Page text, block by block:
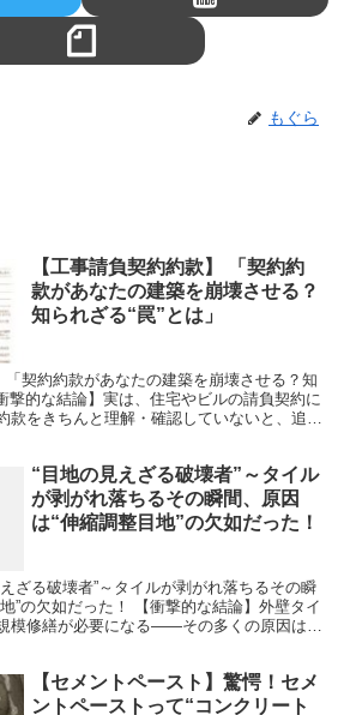
もぐら
【工事請負契約約款】 「契約約
款があなたの建築を崩壊させる？
知られざる“罠”とは」
契約約款があなたの建築を崩壊させる？知
撃的な結論】実は、住宅やビルの請負契約に
款をきちんと理解・確認していないと、追加
“目地の見えざる破壊者”～タイル
が剥がれ落ちるその瞬間、原因
は“伸縮調整目地”の欠如だった！
えざる破壊者”～タイルが剥がれ落ちるその瞬
”の欠如だった！ 【衝撃的な結論】外壁タイ
模修繕が必要になる――その多くの原因は、
【セメントペースト】驚愕！セメ
ントペーストって“コンクリート